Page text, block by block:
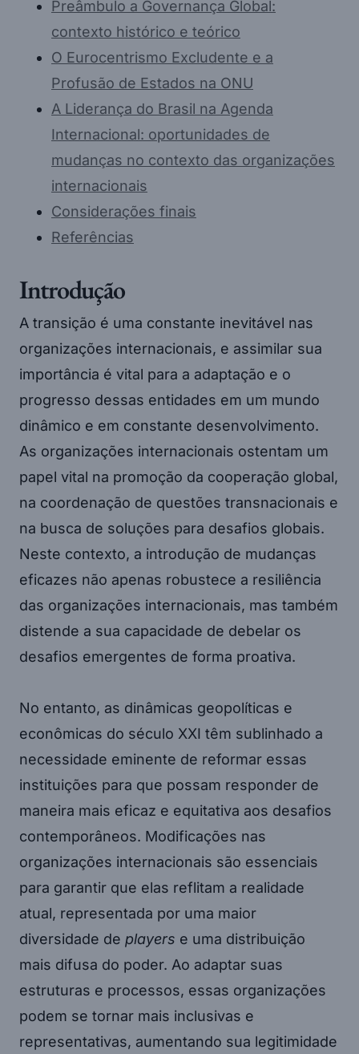
Preâmbulo a Governança Global:
contexto histórico e teórico
O Eurocentrismo Excludente e a
Profusão de Estados na ONU
A Liderança do Brasil na Agenda
Internacional: oportunidades de
mudanças no contexto das organizações
internacionais
Considerações finais
Referências
Introdução
A transição é uma constante inevitável nas
organizações internacionais, e assimilar sua
importância é vital para a adaptação e o
progresso dessas entidades em um mundo
dinâmico e em constante desenvolvimento.
As organizações internacionais ostentam um
papel vital na promoção da cooperação global,
na coordenação de questões transnacionais e
na busca de soluções para desafios globais.
Neste contexto, a introdução de mudanças
eficazes não apenas robustece a resiliência
das organizações internacionais, mas também
distende a sua capacidade de debelar os
desafios emergentes de forma proativa.
No entanto, as dinâmicas geopolíticas e
econômicas do século XXI têm sublinhado a
necessidade eminente de reformar essas
instituições para que possam responder de
maneira mais eficaz e equitativa aos desafios
contemporâneos. Modificações nas
organizações internacionais são essenciais
para garantir que elas reflitam a realidade
atual, representada por uma maior
diversidade de players e uma distribuição
mais difusa do poder. Ao adaptar suas
estruturas e processos, essas organizações
podem se tornar mais inclusivas e
representativas, aumentando sua legitimidade